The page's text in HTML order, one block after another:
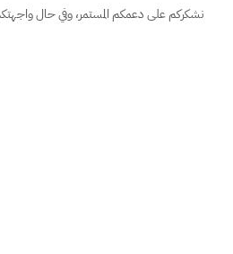
نشكركم على دعمكم المستمر، وفي حال